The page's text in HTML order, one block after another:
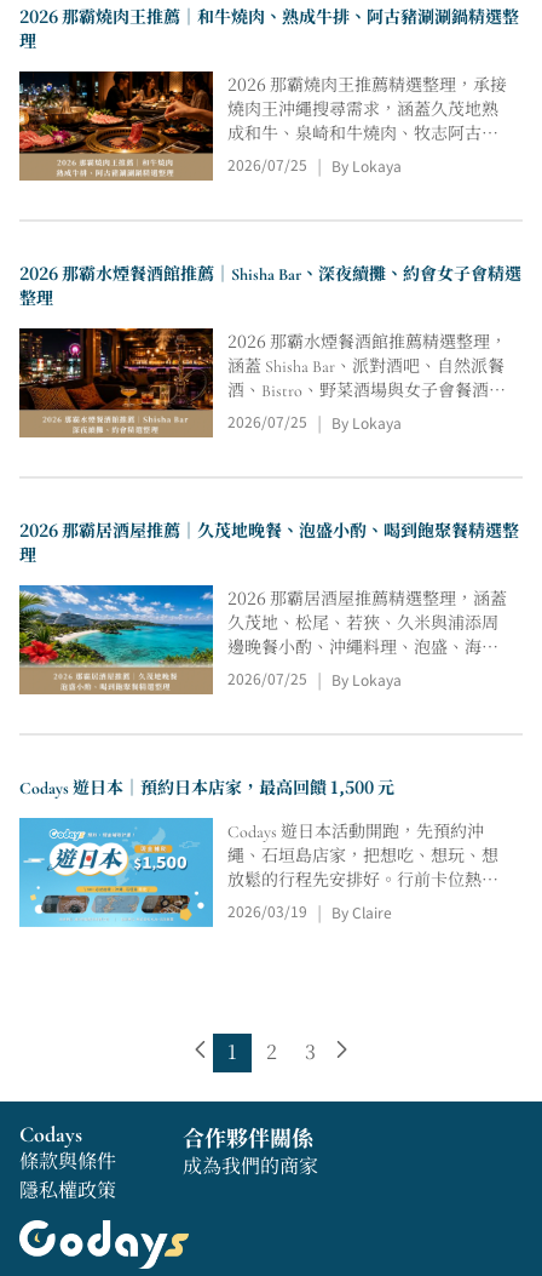
2026 那霸燒肉王推薦｜和牛燒肉、熟成牛排、阿古豬涮涮鍋精選整
理
2026 那霸燒肉王推薦精選整理，承接
燒肉王沖繩搜尋需求，涵蓋久茂地熟
成和牛、泉崎和牛燒肉、牧志阿古豬
涮涮鍋、燒鳥、燒肉 Bar 與宜野灣沖
繩料理，從地點、價格、座位、套
2026/07/25 By Lokaya
2026 那霸水煙餐酒館推薦｜Shisha Bar、深夜續攤、約會女子會精選
整理
2026 那霸水煙餐酒館推薦精選整理，
涵蓋 Shisha Bar、派對酒吧、自然派餐
酒、Bistro、野菜酒場與女子會餐酒
館，從久茂地、安里、牧志到楚邊比
較地點、低消、charge、座位費、營業
2026/07/25 By Lokaya
2026 那霸居酒屋推薦｜久茂地晚餐、泡盛小酌、喝到飽聚餐精選整
理
2026 那霸居酒屋推薦精選整理，涵蓋
久茂地、松尾、若狹、久米與浦添周
邊晚餐小酌、沖繩料理、泡盛、海老
料理、餃子酒場與喝到飽套餐，從地
點、價格、座位、營業時間、空間氛
2026/07/25 By Lokaya
Codays 遊日本｜預約日本店家，最高回饋 1,500 元
Codays 遊日本活動開跑，先預約沖
繩、石垣島店家，把想吃、想玩、想
放鬆的行程先安排好。行前卡位熱門
店家與時段，到了當地照著行程更輕
鬆；完成到店體驗與拍照驗證後，最
2026/03/19 By Claire
1 2 3
Codays
條款與條件
隱私權政策
合作夥伴關係
成為我們的商家